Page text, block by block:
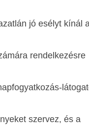
jó esélyt kínál
rendelkezésre
szervez, és a